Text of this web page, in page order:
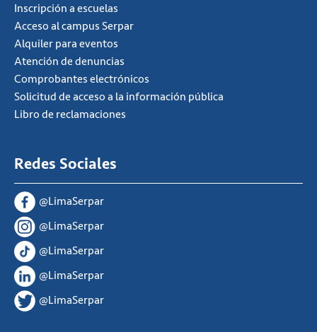
Inscripción a escuelas
Acceso al campus Serpar
Alquiler para eventos
Atención de denuncias
Comprobantes electrónicos
Solicitud de acceso a la información pública
Libro de reclamaciones
Redes Sociales
@LimaSerpar
@LimaSerpar
@LimaSerpar
@LimaSerpar
@LimaSerpar